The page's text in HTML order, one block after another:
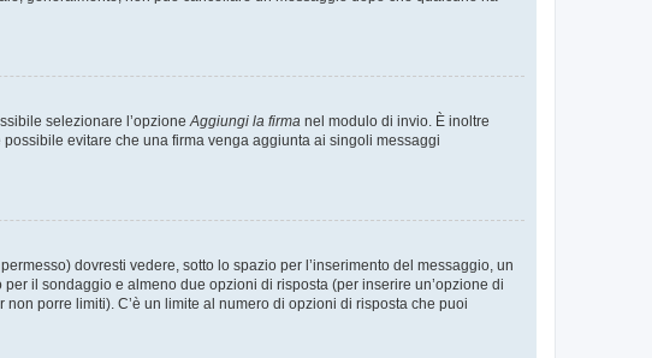
selezionare l’opzione Aggiungi la firma nel modulo di invio. È inoltre
evitare che una firma venga aggiunta ai singoli messaggi
dovresti vedere, sotto lo spazio per l’inserimento del messaggio, un
il sondaggio e almeno due opzioni di risposta (per inserire un’opzione di
porre limiti). C’è un limite al numero di opzioni di risposta che puoi